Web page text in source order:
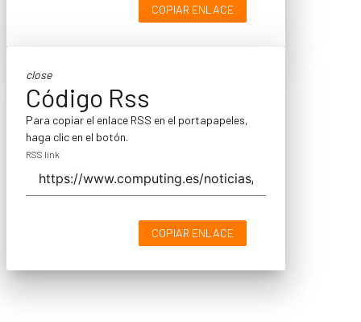
COPIAR ENLACE
close
Código Rss
Para copiar el enlace RSS en el portapapeles,
haga clic en el botón.
RSS link
COPIAR ENLACE